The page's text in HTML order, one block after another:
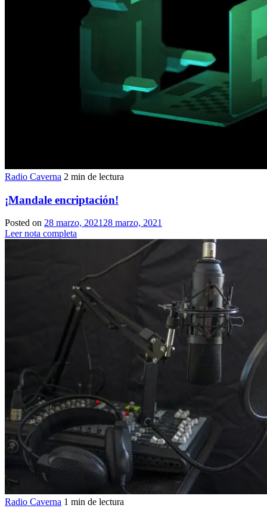
Radio Caverna 2 min de lectura
¡Mandale encriptación!
Posted on 28 marzo, 2021 28 marzo, 2021
Leer nota completa
Radio Caverna 1 min de lectura